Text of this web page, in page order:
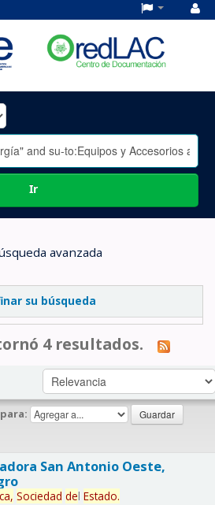
Ir
avanzada
su búsqueda
4 resultados.
San Antonio Oeste,
Sociedad del Estado.